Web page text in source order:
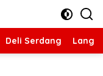
Deli Serdang